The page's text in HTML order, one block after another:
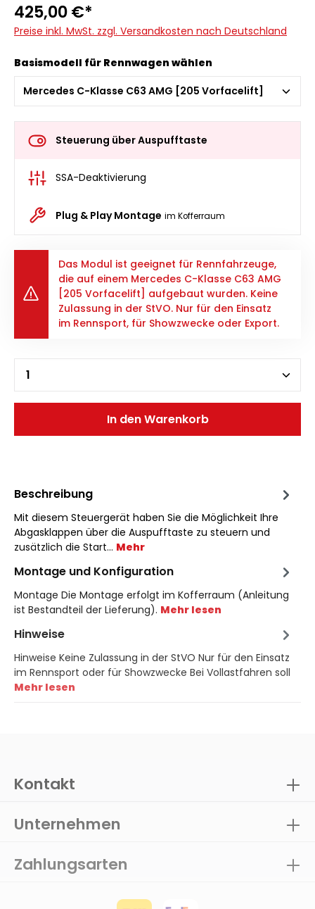
425,00 €*
Preise inkl. MwSt. zzgl. Versandkosten nach Deutschland
Basismodell für Rennwagen wählen
Steuerung über Auspufftaste
SSA-Deaktivierung
Plug & Play Montage im Kofferraum
Das Modul ist geeignet für Rennfahrzeuge,
die auf einem Mercedes C-Klasse C63 AMG
[205 Vorfacelift] aufgebaut wurden. Keine
Zulassung in der StVO. Nur für den Einsatz
im Rennsport, für Showzwecke oder Export.
In den Warenkorb
Beschreibung
Mit diesem Steuergerät haben Sie die Möglichkeit Ihre
Abgasklappen über die Auspufftaste zu steuern und
zusätzlich die Start… Mehr
Montage und Konfiguration
Montage Die Montage erfolgt im Kofferraum (Anleitung
ist Bestandteil der Lieferung). Mehr lesen
Hinweise
Hinweise Keine Zulassung in der StVO Nur für den Einsatz
im Rennsport oder für Showzwecke Bei Vollastfahren soll
Mehr lesen
Kontakt
Unternehmen
Zahlungsarten